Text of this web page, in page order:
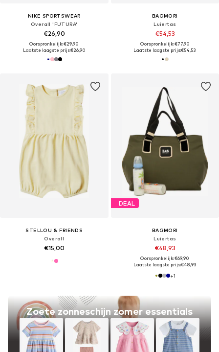
NIKE SPORTSWEAR
Overall 'FUTURA'
€26,90
Oorspronkelijk: €29,90
Laatste laagste prijs:€26,90
BAGMORI
Luiertas
€54,53
Oorspronkelijk: €77,90
Laatste laagste prijs:€54,53
STELLOU & FRIENDS
Overall
€15,00
Zoete zonneschijn zomer essentials
DEAL
BAGMORI
Luiertas
€48,93
Oorspronkelijk: €69,90
Laatste laagste prijs:€48,93
+1